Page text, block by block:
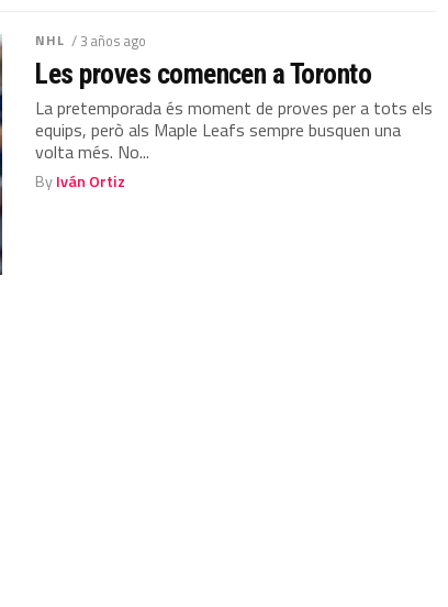
NHL / 3 años ago
Les proves comencen a Toronto
La pretemporada és moment de proves per a tots els
equips, però als Maple Leafs sempre busquen una
volta més. No...
ByIván Ortiz